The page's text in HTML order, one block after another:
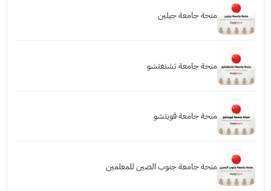
منحة جامعة جيلين
منحة جامعة تشنغتشو
منحة جامعة قويتشو
منحة جامعة جنوب الصين للمعلمين